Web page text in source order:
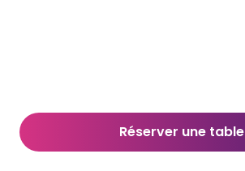
Réserver une table